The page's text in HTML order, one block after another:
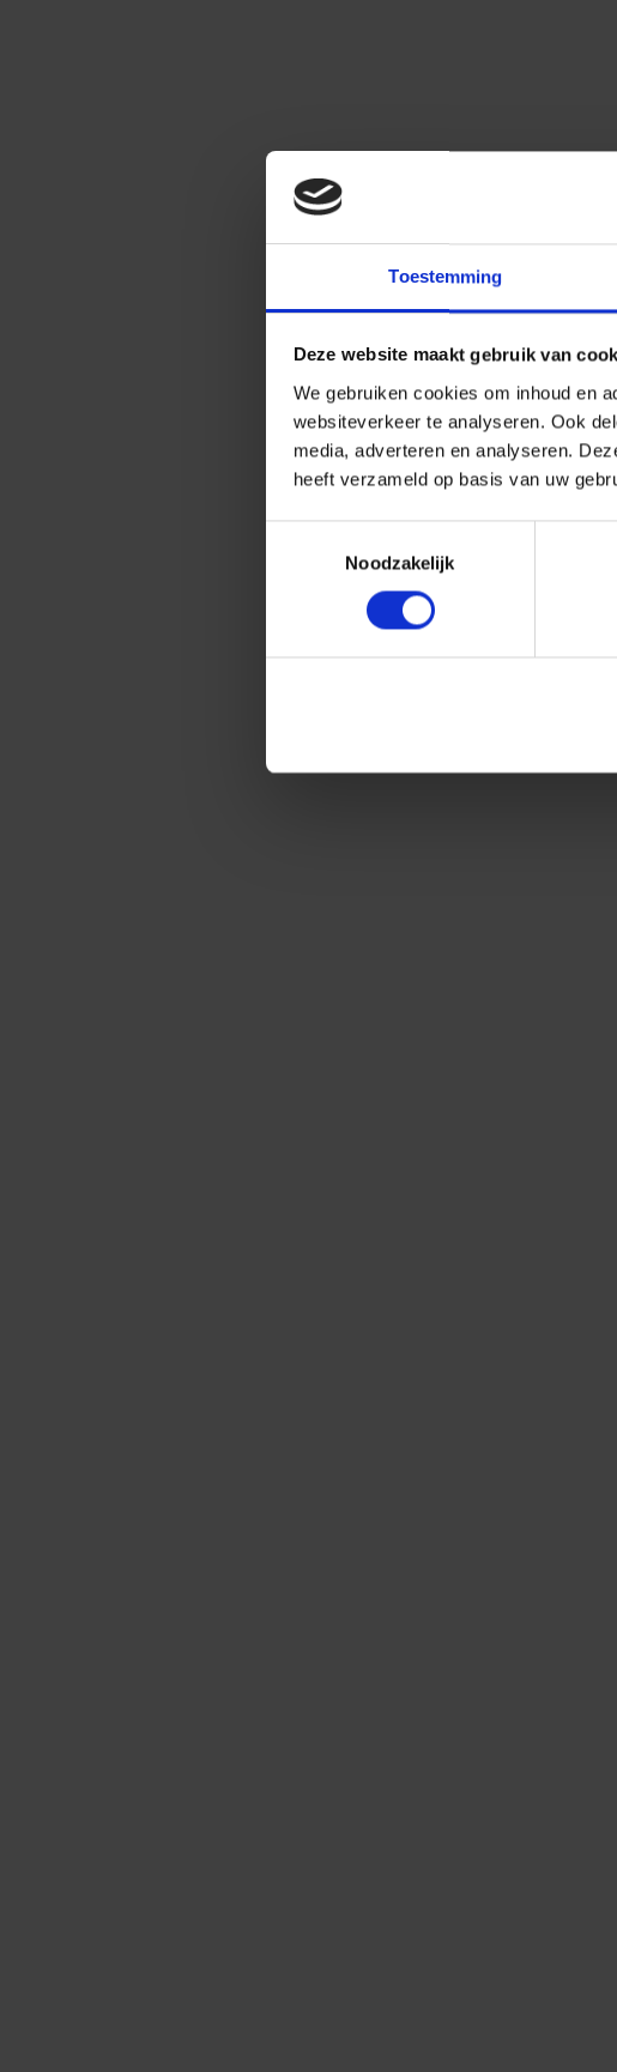
Toestemming
Deze website maakt gebruik van
We gebruiken cookies om inhoud en
websiteverkeer te analyseren. Ook
media, adverteren en analyseren.
heeft verzameld op basis van uw
Noodzakelijk